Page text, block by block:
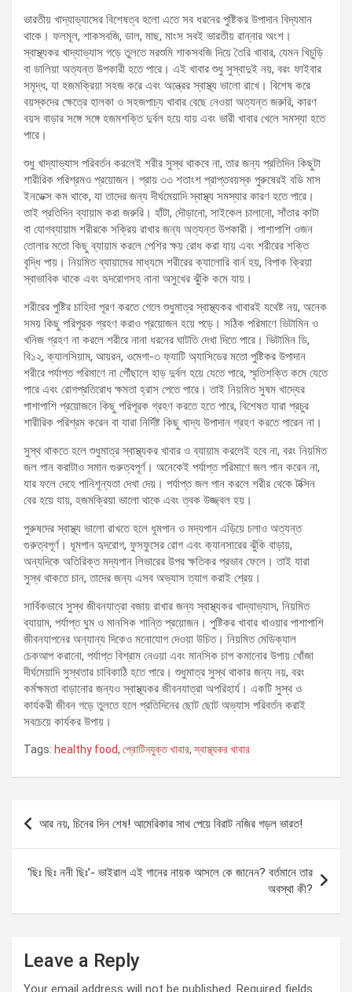
ভারতীয় খাদ্যাভ্যাসের বিশেষত্ব হলো এতে সব ধরনের পুষ্টিকর উপাদান বিদ্যমান
থাকে। ফলমূল, শাকসবজি, ডাল, মাছ, মাংস সবই ভারতীয় রান্নার অংশ।
স্বাস্থ্যকর খাদ্যাভ্যাস গড়ে তুলতে মরশুমি শাকসবজি দিয়ে তৈরি খাবার, যেমন খিচুড়ি
বা ডালিয়া অত্যন্ত উপকারী হতে পারে। এই খাবার শুধু সুস্বাদুই নয়, বরং ফাইবার
সমৃদ্ধ, যা হজমক্রিয়া সহজ করে এবং অন্ত্রের স্বাস্থ্য ভালো রাখে। বিশেষ করে
বয়স্কদের ক্ষেত্রে হালকা ও সহজপাচ্য খাবার বেছে নেওয়া অত্যন্ত জরুরি, কারণ
বয়স বাড়ার সঙ্গে সঙ্গে হজমশক্তি দুর্বল হয়ে যায় এবং ভারী খাবার খেলে সমস্যা হতে
পারে।
শুধু খাদ্যাভ্যাস পরিবর্তন করলেই শরীর সুস্থ থাকবে না, তার জন্য প্রতিদিন কিছুটা
শারীরিক পরিশ্রমও প্রয়োজন। প্রায় ৩৩ শতাংশ প্রাপ্তবয়স্ক পুরুষেরই বডি মাস
ইনডেক্স কম থাকে, যা তাদের জন্য দীর্ঘমেয়াদি স্বাস্থ্য সমস্যার কারণ হতে পারে।
তাই প্রতিদিন ব্যায়াম করা জরুরি। হাঁটা, দৌড়ানো, সাইকেল চালানো, সাঁতার কাটা
বা যোগব্যায়াম শরীরকে সক্রিয় রাখার জন্য অত্যন্ত উপকারী। পাশাপাশি ওজন
তোলার মতো কিছু ব্যায়াম করলে পেশির ক্ষয় রোধ করা যায় এবং শরীরের শক্তি
বৃদ্ধি পায়। নিয়মিত ব্যায়ামের মাধ্যমে শরীরের ক্যালোরি বার্ন হয়, বিপাক ক্রিয়া
স্বাভাবিক থাকে এবং হৃদরোগসহ নানা অসুখের ঝুঁকি কমে যায়।
শরীরের পুষ্টির চাহিদা পূরণ করতে গেলে শুধুমাত্র স্বাস্থ্যকর খাবারই যথেষ্ট নয়, অনেক
সময় কিছু পরিপূরক গ্রহণ করাও প্রয়োজন হয়ে পড়ে। সঠিক পরিমাণে ভিটামিন ও
খনিজ গ্রহণ না করলে শরীরে নানা ধরনের ঘাটতি দেখা দিতে পারে। ভিটামিন ডি,
বি১২, ক্যালসিয়াম, আয়রন, ওমেগা-৩ ফ্যাটি অ্যাসিডের মতো পুষ্টিকর উপাদান
শরীরে পর্যাপ্ত পরিমাণে না পৌঁছালে হাড় দুর্বল হয়ে যেতে পারে, স্মৃতিশক্তি কমে যেতে
পারে এবং রোগপ্রতিরোধ ক্ষমতা হ্রাস পেতে পারে। তাই নিয়মিত সুষম খাদ্যের
পাশাপাশি প্রয়োজনে কিছু পরিপূরক গ্রহণ করতে হতে পারে, বিশেষত যারা প্রচুর
শারীরিক পরিশ্রম করেন বা যারা নির্দিষ্ট কিছু খাদ্য উপাদান গ্রহণ করতে পারেন না।
সুস্থ থাকতে হলে শুধুমাত্র স্বাস্থ্যকর খাবার ও ব্যায়াম করলেই হবে না, বরং নিয়মিত
জল পান করাটাও সমান গুরুত্বপূর্ণ। অনেকেই পর্যাপ্ত পরিমাণে জল পান করেন না,
যার ফলে দেহে পানিশূন্যতা দেখা দেয়। পর্যাপ্ত জল পান করলে শরীর থেকে টক্সিন
বের হয়ে যায়, হজমক্রিয়া ভালো থাকে এবং ত্বক উজ্জ্বল হয়।
পুরুষদের স্বাস্থ্য ভালো রাখতে হলে ধূমপান ও মদ্যপান এড়িয়ে চলাও অত্যন্ত
গুরুত্বপূর্ণ। ধূমপান হৃদরোগ, ফুসফুসের রোগ এবং ক্যানসারের ঝুঁকি বাড়ায়,
অন্যদিকে অতিরিক্ত মদ্যপান লিভারের উপর ক্ষতিকর প্রভাব ফেলে। তাই যারা
সুস্থ থাকতে চান, তাদের জন্য এসব অভ্যাস ত্যাগ করাই শ্রেয়।
সার্বিকভাবে সুস্থ জীবনযাত্রা বজায় রাখার জন্য স্বাস্থ্যকর খাদ্যাভ্যাস, নিয়মিত
ব্যায়াম, পর্যাপ্ত ঘুম ও মানসিক শান্তি প্রয়োজন। পুষ্টিকর খাবার খাওয়ার পাশাপাশি
জীবনযাপনের অন্যান্য দিকেও মনোযোগ দেওয়া উচিত। নিয়মিত মেডিক্যাল
চেকআপ করানো, পর্যাপ্ত বিশ্রাম নেওয়া এবং মানসিক চাপ কমানোর উপায় খোঁজা
দীর্ঘমেয়াদি সুস্থতার চাবিকাঠি হতে পারে। শুধুমাত্র সুস্থ থাকার জন্য নয়, বরং
কর্মক্ষমতা বাড়ানোর জন্যও স্বাস্থ্যকর জীবনযাত্রা অপরিহার্য। একটি সুস্থ ও
কার্যকরী জীবন গড়ে তুলতে হলে প্রতিদিনের ছোট ছোট অভ্যাস পরিবর্তন করাই
সবচেয়ে কার্যকর উপায়।
Tags: healthy food, প্রোটিনযুক্ত খাবার,স্বাস্থ্যকর খাবার
Post
navigation
আর নয়, চিনের দিন শেষ! আমেরিকার সাথ পেয়ে বিরাট নজির গড়ল ভারত!
‘ছিঃ ছিঃ ননী ছিঃ’- ভাইরাল এই গানের নায়ক আসলে কে জানেন? বর্তমানে তার
অবস্থা কী?
Leave a Reply
Your email address will not be published. Required fields